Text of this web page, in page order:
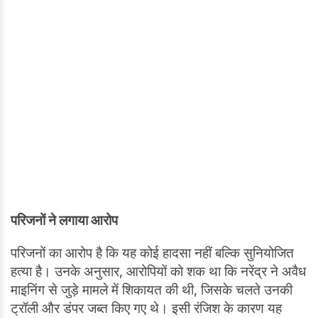
परिजनों ने लगाया आरोप
परिजनों का आरोप है कि यह कोई हादसा नहीं बल्कि सुनियोजित
हत्या है। उनके अनुसार, आरोपियों को शक था कि नरेंद्र ने अवैध
माइनिंग से जुड़े मामले में शिकायत की थी, जिसके चलते उनकी
ट्रॉली और डंपर जब्त किए गए थे। इसी रंजिश के कारण यह